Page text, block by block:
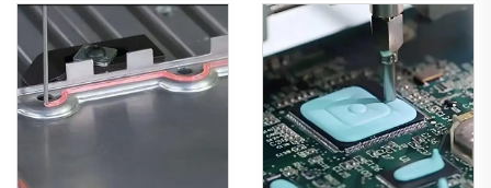
на промышленном
электрическом
оборудовании
комнатной температуре
силиконовый герметик
C-719